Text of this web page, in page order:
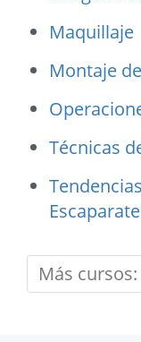
Maquillaje
Montaje
Técnicas
Más cursos: